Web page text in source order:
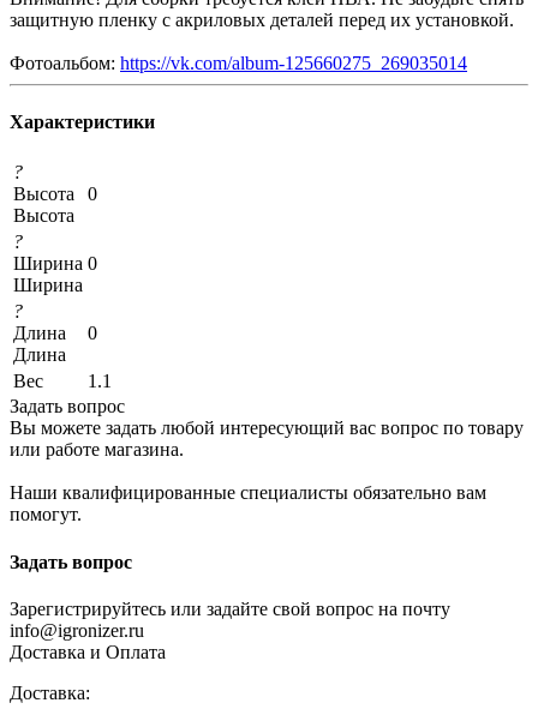
защитную пленку с акриловых деталей перед их установкой.
Фотоальбом: https://vk.com/album-125660275_269035014
Характеристики
?
Высота
Высота
0
?
Ширина
Ширина
0
?
Длина
Длина
0
Вес
1.1
Задать вопрос
Вы можете задать любой интересующий вас вопрос по товару
или работе магазина.
Наши квалифицированные специалисты обязательно вам
помогут.
Задать вопрос
Зарегистрируйтесь или задайте свой вопрос на почту
info@igronizer.ru
Доставка и Оплата
Доставка: